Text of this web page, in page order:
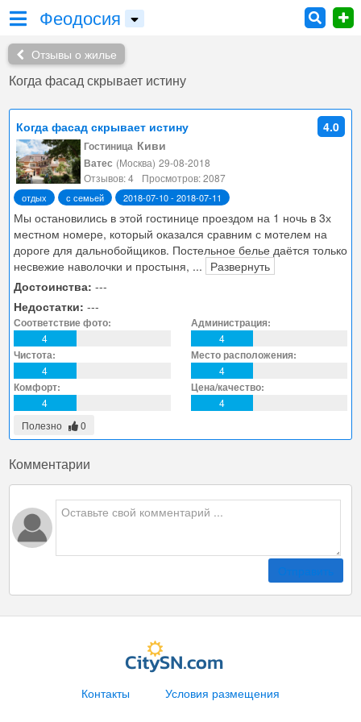
Феодосия
Отзывы о жилье
Когда фасад скрывает истину
Когда фасад скрывает истину 4.0
Гостиница Киви
Ватес (Москва) 29-08-2018
Отзывов: 4
Просмотров: 2087
отдых с семьей 2018-07-10 - 2018-07-11
Мы остановились в этой гостинице проездом на 1 ночь в 3х
местном номере, который оказался сравним с мотелем на
дороге для дальнобойщиков. Постельное белье даётся только
несвежие наволочки и простыня, ... Развернуть
Достоинства: ---
Недостатки: ---
Соответствие фото:
4
Администрация:
4
Чистота:
4
Место расположения:
4
Комфорт:
4
Цена/качество:
4
Полезно
0
Комментарии
Отправить
Контакты
Условия размещения